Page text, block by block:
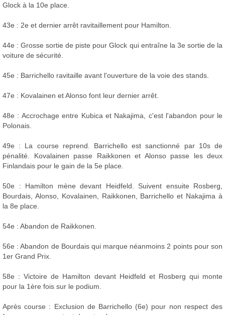
Glock à la 10e place.
43e : 2e et dernier arrêt ravitaillement pour Hamilton.
44e : Grosse sortie de piste pour Glock qui entraîne la 3e sortie de la
voiture de sécurité.
45e : Barrichello ravitaille avant l'ouverture de la voie des stands.
47e : Kovalainen et Alonso font leur dernier arrêt.
48e : Accrochage entre Kubica et Nakajima, c'est l'abandon pour le
Polonais.
49e : La course reprend. Barrichello est sanctionné par 10s de
pénalité. Kovalainen passe Raikkonen et Alonso passe les deux
Finlandais pour le gain de la 5e place.
50e : Hamilton mène devant Heidfeld. Suivent ensuite Rosberg,
Bourdais, Alonso, Kovalainen, Raikkonen, Barrichello et Nakajima à
la 8e place.
54e : Abandon de Raikkonen.
56e : Abandon de Bourdais qui marque néanmoins 2 points pour son
1er Grand Prix.
58e : Victoire de Hamilton devant Heidfeld et Rosberg qui monte
pour la 1ère fois sur le podium.
Après course : Exclusion de Barrichello (6e) pour non respect des